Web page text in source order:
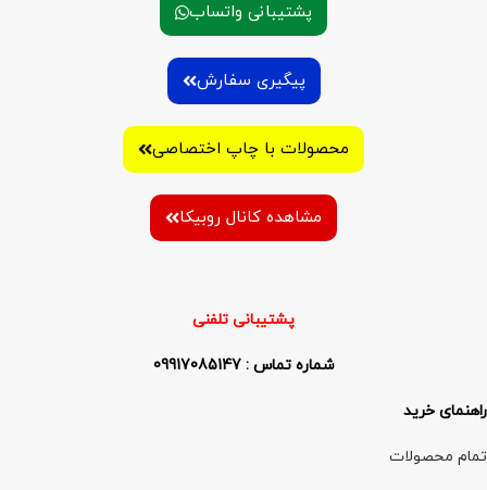
پشتیبانی واتساب
پیگیری سفارش
محصولات با چاپ اختصاصی
مشاهده کانال روبیکا
پشتیبانی تلفنی
شماره تماس : 09917085147
راهنمای خرید
تمام محصولات